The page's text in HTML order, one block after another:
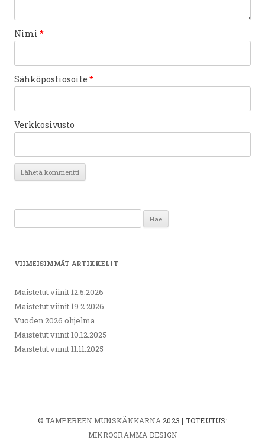
Nimi *
Sähköpostiosoite *
Verkkosivusto
VIIMEISIMMÄT ARTIKKELIT
Maistetut viinit 12.5.2026
Maistetut viinit 19.2.2026
Vuoden 2026 ohjelma
Maistetut viinit 10.12.2025
Maistetut viinit 11.11.2025
© TAMPEREEN MUNSKÄNKARNA 2023 | TOTEUTUS:
MIKROGRAMMA DESIGN